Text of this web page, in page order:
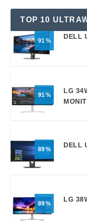
TOP 10
91
DELL
91
LG
89
DELL
89
LG